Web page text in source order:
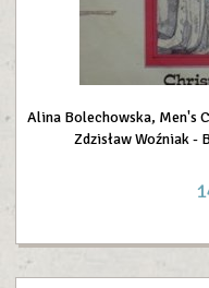
Alina Bolechowska, Men's
Zdzisław Woźniak -